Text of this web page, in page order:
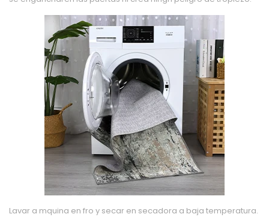
Lavar a mquina en fro y secar en secadora a baja temperatura.